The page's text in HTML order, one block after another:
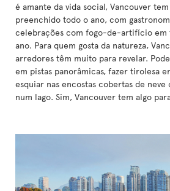
é amante da vida social, Vancouver
preenchido todo o ano, com
celebrações com fogo-de-artifício em
ano. Para quem gosta da natureza,
arredores têm muito para revelar.
em pistas panorâmicas, fazer tirolesa
esquiar nas encostas cobertas de neve
num lago. Sim, Vancouver tem algo